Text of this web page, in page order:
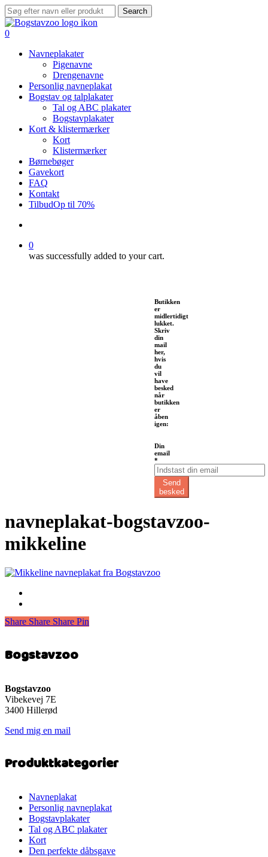
Skip
to
main
Search
Close
Search
search
0
Navneplakater
Pigenavne
Drengenavne
Personlig navneplakat
Bogstav og talplakater
Tal og ABC plakater
Bogstavplakater
Kort & klistermærker
Kort
Klistermærker
Børnebøger
Gavekort
FAQ
Kontakt
TilbudOp til 70%
0
was successfully added to your cart.
Butikken
er
midlertidigt
lukket.
Skriv
din
mail
her,
hvis
du
vil
have
besked
når
butikken
er
åben
igen:
email
Din
Din
email
*
Send
besked
navneplakat-bogstavzoo-
mikkeline
Share
Share Share Share Pin
Bogstavzoo
Bogstavzoo
Vibekevej 7E
3400 Hillerød
Send mig en mail
Produktkategorier
Navneplakat
Personlig navneplakat
Bogstavplakater
Tal og ABC plakater
Kort
Den perfekte dåbsgave